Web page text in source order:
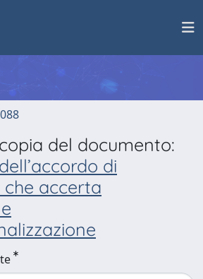
del documento:
di
che accerta